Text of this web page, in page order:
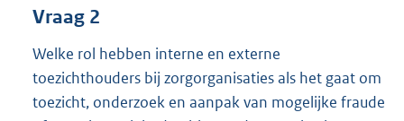
Vraag 2
Welke rol hebben interne en externe
toezichthouders bij zorgorganisaties als het gaat om
toezicht, onderzoek en aanpak van mogelijke fraude